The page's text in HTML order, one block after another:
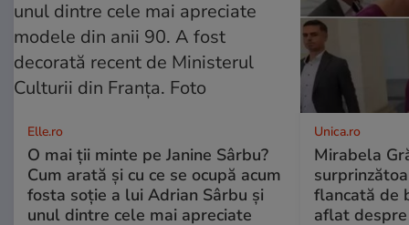
Elle.ro
O mai ții minte pe Janine Sârbu?
Cum arată și cu ce se ocupă acum
fosta soție a lui Adrian Sârbu și
unul dintre cele mai apreciate
Unica.ro
Mirabela
flancată de
aflat